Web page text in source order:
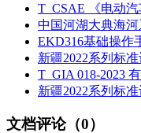
T_CSAE 《电动
中国河湖大典海
EKD316基础操作
新疆2022系列标
T_GIA 018-2023
新疆2022系列标
文档评论（0）